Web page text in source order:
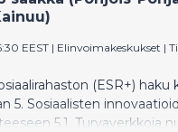
EEST | Elinvoimakeskukset |
(ESR+) haku
5. Sosiaalisten
5.1. Turvaverkkoja